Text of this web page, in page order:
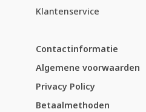
Klantenservice
Contactinformatie
Algemene voorwaarden
Privacy Policy
Betaalmethoden